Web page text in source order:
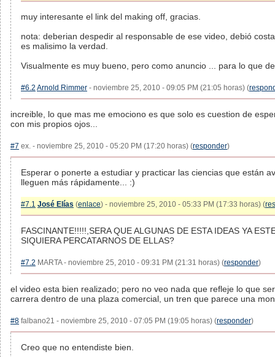
muy interesante el link del making off, gracias.
nota: deberian despedir al responsable de ese video, debió
es malisimo la verdad.
Visualmente es muy bueno, pero como anuncio ... para lo que
#6.2 Arnold Rimmer - noviembre 25, 2010 - 09:05 PM (21:05 horas) (
increible, lo que mas me emociono es que solo es cuestion de
con mis propios ojos...
#7 ex. - noviembre 25, 2010 - 05:20 PM (17:20 horas) (responder)
Esperar o ponerte a estudiar y practicar las ciencias que están
lleguen más rápidamente... :)
#7.1 José Elías (enlace) - noviembre 25, 2010 - 05:33 PM (17:33 horas) (
FASCINANTE!!!!!,SERA QUE ALGUNAS DE ESTA IDEAS YA
SIQUIERA PERCATARNOS DE ELLAS?
#7.2 MARTA - noviembre 25, 2010 - 09:31 PM (21:31 horas) (responder)
el video esta bien realizado; pero no veo nada que refleje lo que
carrera dentro de una plaza comercial, un tren que parece una
#8 falbano21 - noviembre 25, 2010 - 07:05 PM (19:05 horas) (responder)
Creo que no entendiste bien.